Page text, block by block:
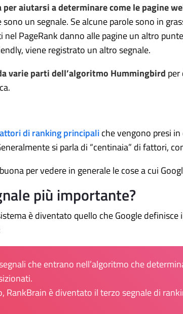
aiutarsi a determinare come le pagine
un segnale. Se alcune parole sono in
PageRank danno alle pagine un altro
viene registrato un altro segnale.
varie parti dell’algoritmo Hummingbird
di ranking principaliche vengono presi
si parla di “centinaia” di fattori,
per vedere in generale le cose a cui
più importante?
è diventato quello che Google
che entrano nell’algoritmo che
RankBrain è diventato il terzo segnale di